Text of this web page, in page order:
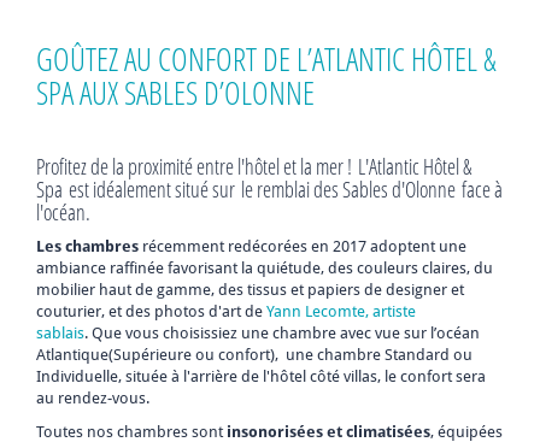
GOÛTEZ AU CONFORT DE L’ATLANTIC HÔTEL &
SPA AUX SABLES D’OLONNE
Profitez de la proximité entre l'hôtel et la mer ! L'Atlantic Hôtel &
Spa est idéalement situé sur le remblai des Sables d'Olonne face à
l'océan.
Les chambres récemment redécorées en 2017 adoptent une
ambiance raffinée favorisant la quiétude, des couleurs claires, du
mobilier haut de gamme, des tissus et papiers de designer et
couturier, et des photos d'art de Yann Lecomte, artiste
sablais. Que vous choisissiez une chambre avec vue sur l’océan
Atlantique(Supérieure ou confort), une chambre Standard ou
Individuelle, située à l'arrière de l'hôtel côté villas, le confort sera
au rendez-vous.
Toutes nos chambres sont insonorisées et climatisées, équipées